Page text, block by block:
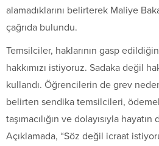
alamadıklarını belirterek Maliye
çağrıda bulundu.
Temsilciler, haklarının gasp
hakkımızı istiyoruz. Sadaka değil
kullandı. Öğrencilerin de grev
belirten sendika temsilcileri,
taşımacılığın ve dolayısıyla
Açıklamada, “Söz değil icraat